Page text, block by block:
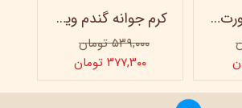
کرم جوانه گندم ویتابلا - تیوپی 60 میلی‌ لیتر
۵۳۹,۰۰۰ تومان
۳۷۷,۳۰۰ تومان
ژل شستشو صورت ویتابلا - 300 میلی لیتر